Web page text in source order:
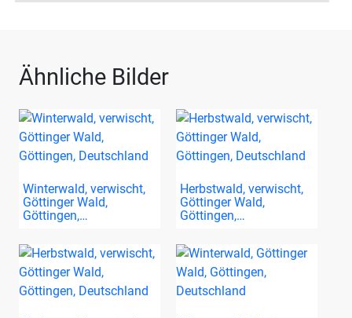
Ähnliche Bilder
Winterwald, verwischt,
Göttinger Wald,
Göttingen,…
Herbstwald, verwischt,
Göttinger Wald,
Göttingen,…